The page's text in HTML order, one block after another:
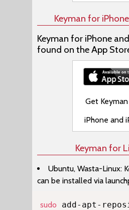
Keyman for
Keyman for iPhone
found on the App
Get
iPhone and
Keyman for
Ubuntu, Wasta-Linux:
can be installed via
sudo